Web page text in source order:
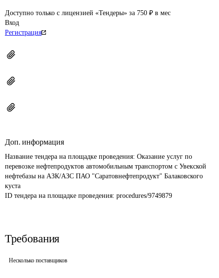
Доступно только с лицензией «Тендеры» за 750 ₽ в мес
Вход
Регистрация
Доп. информация
Название тендера на площадке проведения: Оказание услуг по
перевозке нефтепродуктов автомобильным транспортом с Увекской
нефтебазы на АЗК/АЗС ПАО "Саратовнефтепродукт" Балаковского
куста
ID тендера на площадке проведения: procedures/9749879
Требования
Несколько поставщиков